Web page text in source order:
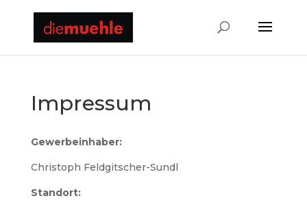
Impressum
Gewerbeinhaber:
Christoph Feldgitscher-Sundl
Standort: